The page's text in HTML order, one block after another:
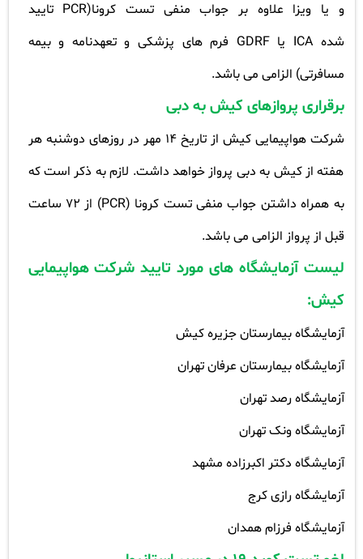
و یا ویزا علاوه بر جواب منفی تست کرونا(PCR
تایید
شده ICA یا GDRF
فرم های پزشکی و تعهدنامه و بیمه
مسافرتی) الزامی می باشد.
برقراری پروازهای کیش به دبی
شرکت هواپیمایی کیش از تاریخ 14 مهر در روزهای دوشنبه هر
هفته از کیش به دبی پرواز خواهد داشت. لازم به ذکر است که
به همراه داشتن جواب منفی تست کرونا (PCR)
از 72 ساعت
قبل از پرواز الزامی می باشد.
لیست آزمایشگاه های مورد تایید شرکت هواپیمایی
کیش:
آزمایشگاه بیمارستان جزیره کیش
آزمایشگاه بیمارستان عرفان تهران
آزمایشگاه رصد تهران
آزمایشگاه ونک تهران
آزمایشگاه دکتر اکبرزاده مشهد
آزمایشگاه رازی کرج
آزمایشگاه فرزام همدان